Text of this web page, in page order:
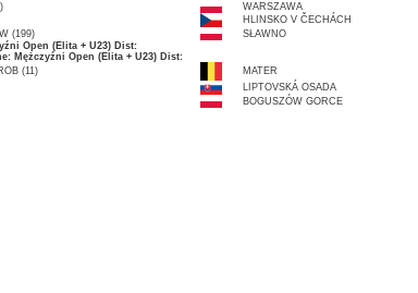
WARSZAWA
HLINSKO V ČECHÁCH
(199) SŁAWNO
Open (Elita + U23) Dist:
Mężczyźni Open (Elita + U23) Dist:
(11) MATER
LIPTOVSKÁ OSADA
BOGUSZÓW GORCE